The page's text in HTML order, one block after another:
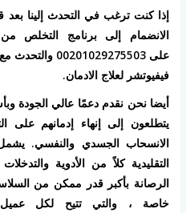
إذا كنت ترغب في التحدث إلينا
الانضمام إلى برنامج التخلص
على
فيفيوتشر لعلاج الادمان.
أيضا نحن نقدم دعمًا عالي الجودة
يتطلعون إلى إنهاء إدمانهم على
الانسحاب الجسدي والنفسي.
التقليدية كلاً من الأدوية
الرصانة بأكبر قدر ممكن من
خاصة ، والتي تتيح لكل